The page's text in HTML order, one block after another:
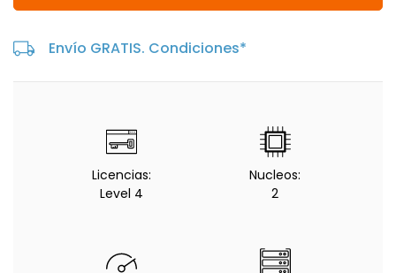
Envío GRATIS. Condiciones*
Licencias:
Level 4
Nucleos:
2